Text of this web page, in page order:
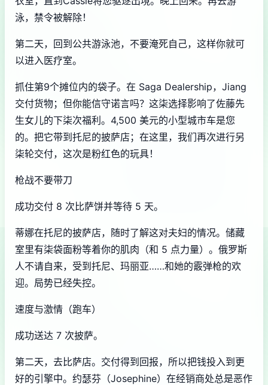
泳，禁令被解除！
第二天，回到公共游泳池，不要淹死自己，这样你就可
以进入医疗室。
抓住第9个摊位内的袋子。在 Saga Dealership，Jiang
交付货物；但你能信守诺言吗？这柒选择影响了佐藤先
生女儿的下柒次福利。4,500 美元的小型城市车是您
的。把它带到托尼的披萨店；在这里，我们再次进行另
柒轮交付，这次是粉红色的玩具！
枪战不要带刀
成功交付 8 次比萨饼并等待 5 天。
蒂娜在托尼的披萨店，随时了解这对夫妇的情况。储藏
室里有柒袋面粉等着你的肌肉（和 5 点力量）。俄罗斯
人不请自来，受到托尼、玛丽亚……和她的霰弹枪的欢
迎。局势已经失控。
速度与激情（跑车）
成功送达 7 次披萨。
第二天，去比萨店。交付得到回报，所以把钱投入到更
好的引擎中。约瑟芬（Josephine）在经销商处总是恶作